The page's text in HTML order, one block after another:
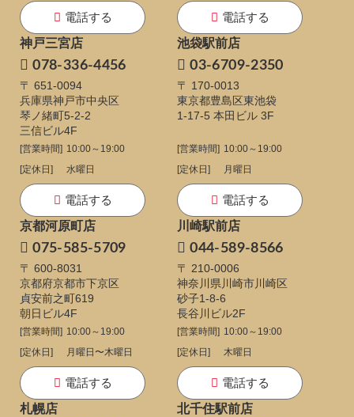
電話する
電話する
神戸三宮店
078-336-4456
〒 651-0094
兵庫県神戸市中央区
琴ノ緒町5-2-2
三信ビル4F
[営業時間] 10:00～19:00
[定休日]
水曜日
電話する
池袋駅前店
03-6709-2350
〒 170-0013
東京都豊島区東池袋
1-17-5 本田ビル 3F
[営業時間] 10:00～19:00
[定休日]
月曜日
電話する
京都河原町店
075-585-5709
〒 600-8031
京都府京都市下京区
貞安前之町619
朝日ビル4F
[営業時間] 10:00～19:00
[定休日]
月曜日〜木曜日
電話する
川崎駅前店
044-589-8566
〒 210-0006
神奈川県川崎市川崎区
砂子1-8-6
長谷川ビル2F
[営業時間] 10:00～19:00
[定休日]
木曜日
電話する
札幌店
北千住駅前店